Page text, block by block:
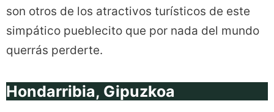
son otros de los atractivos turísticos de este
simpático pueblecito que por nada del mundo
querrás perderte.
Hondarribia, Gipuzkoa